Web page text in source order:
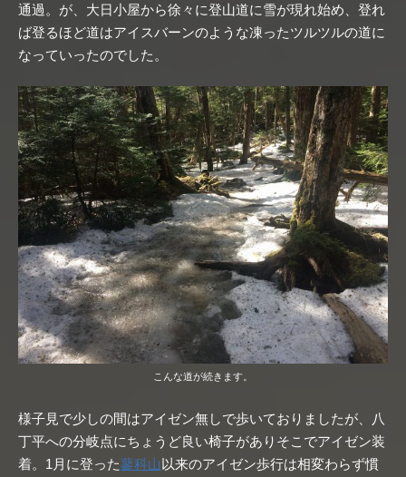
通過。が、大日小屋から徐々に登山道に雪が現れ始め、登れ
ば登るほど道はアイスバーンのような凍ったツルツルの道に
なっていったのでした。
こんな道が続きます。
様子見で少しの間はアイゼン無しで歩いておりましたが、八
丁平への分岐点にちょうど良い椅子がありそこでアイゼン装
着。1月に登った蓼科山以来のアイゼン歩行は相変わらず慣